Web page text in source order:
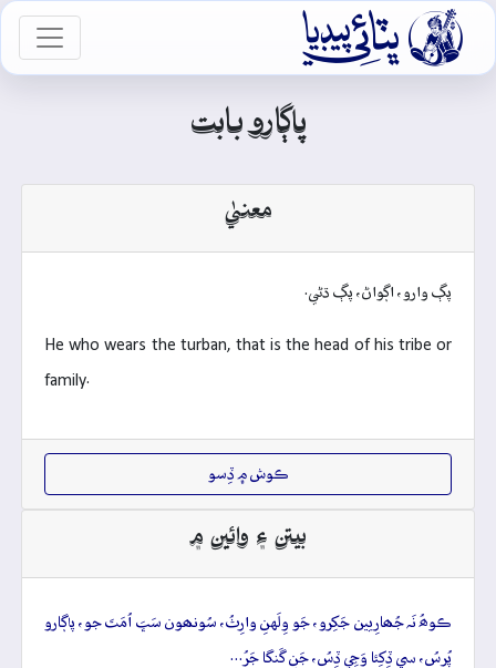

پاڳارو بابت
معنيٰ
پڳ وارو، اڳواڻ، پڳ ڌڻي.
He who wears the turban, that is the head of his tribe or
family.
ڪوش ۾ ڏِسو
بيتن ۽ وائين ۾
ڪوھُ نَہ جُھارِيين جَکِرو، جَو وِلَهنِ وارِثُ، سُونھون سَڀَ اُمَتَ جو، پاڳارو
پُرسُ، سي ڏِکِئا وَڃِي ڏِسُ، جَنِ گَنگا جَرُ…